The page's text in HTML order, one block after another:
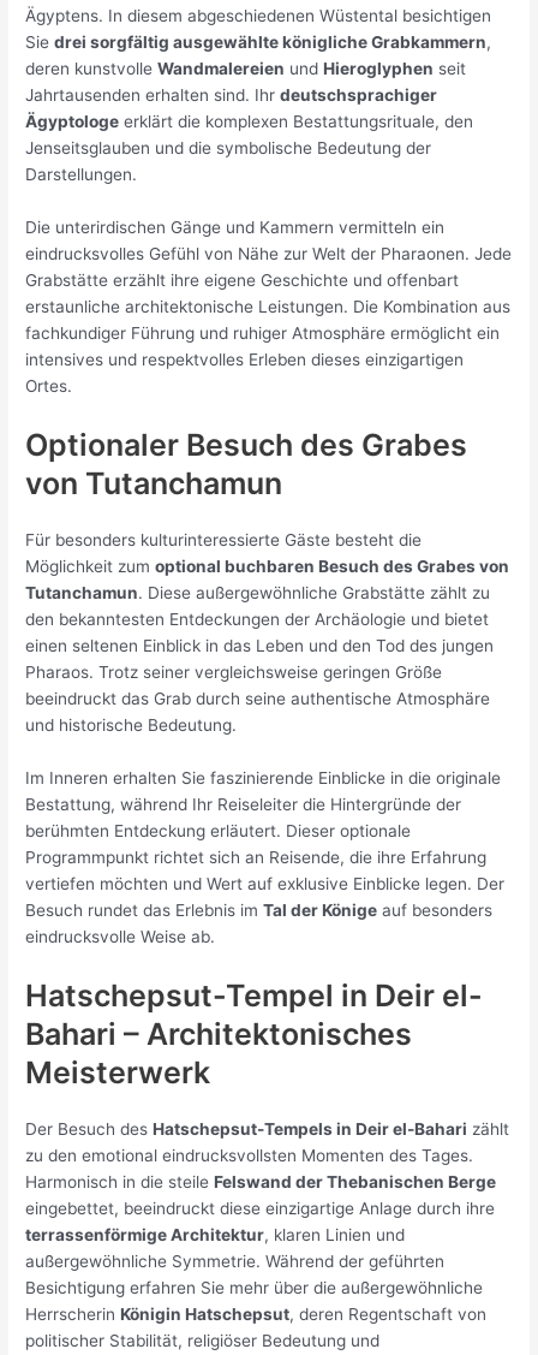
Ägyptens. In diesem abgeschiedenen Wüstental besichtigen
Siedrei sorgfältig ausgewählte königliche Grabkammern,
deren kunstvolleWandmalereien undHieroglyphen seit
Jahrtausenden erhalten sind. Ihrdeutschsprachiger
Ägyptologe erklärt die komplexen Bestattungsrituale, den
Jenseitsglauben und die symbolische Bedeutung der
Darstellungen.
Die unterirdischen Gänge und Kammern vermitteln ein
eindrucksvolles Gefühl von Nähe zur Welt der Pharaonen. Jede
Grabstätte erzählt ihre eigene Geschichte und offenbart
erstaunliche architektonische Leistungen. Die Kombination aus
fachkundiger Führung und ruhiger Atmosphäre ermöglicht ein
intensives und respektvolles Erleben dieses einzigartigen
Ortes.
Optionaler Besuch des Grabes
von Tutanchamun
Für besonders kulturinteressierte Gäste besteht die
Möglichkeit zumoptional buchbaren Besuch des Grabes von
Tutanchamun. Diese außergewöhnliche Grabstätte zählt zu
den bekanntesten Entdeckungen der Archäologie und bietet
einen seltenen Einblick in das Leben und den Tod des jungen
Pharaos. Trotz seiner vergleichsweise geringen Größe
beeindruckt das Grab durch seine authentische Atmosphäre
und historische Bedeutung.
Im Inneren erhalten Sie faszinierende Einblicke in die originale
Bestattung, während Ihr Reiseleiter die Hintergründe der
berühmten Entdeckung erläutert. Dieser optionale
Programmpunkt richtet sich an Reisende, die ihre Erfahrung
vertiefen möchten und Wert auf exklusive Einblicke legen. Der
Besuch rundet das Erlebnis imTal der Könige auf besonders
eindrucksvolle Weise ab.
Hatschepsut-Tempel in Deir el-
Bahari – Architektonisches
Meisterwerk
Der Besuch desHatschepsut-Tempels in Deir el-Bahari zählt
zu den emotional eindrucksvollsten Momenten des Tages.
Harmonisch in die steileFelswand der Thebanischen Berge
eingebettet, beeindruckt diese einzigartige Anlage durch ihre
terrassenförmige Architektur, klaren Linien und
außergewöhnliche Symmetrie. Während der geführten
Besichtigung erfahren Sie mehr über die außergewöhnliche
HerrscherinKönigin Hatschepsut, deren Regentschaft von
politischer Stabilität, religiöser Bedeutung und